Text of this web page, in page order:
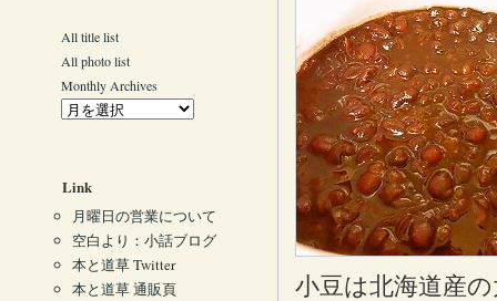
小豆は北海道産
All title list
All photo list
Monthly Archives
Link
月曜日の営業について
空白より：小話ブログ
本と道草 Twitter
本と道草 通販頁